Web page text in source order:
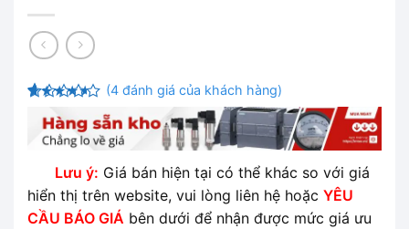
trên 5
dựa trên
đánh giá
(4đánh giá của khách hàng)
Lưu ý: Giá bán hiện tại có thể khác so với giá
hiển thị trên website, vui lòng liên hệ hoặc YÊU
CẦU BÁO GIÁ bên dưới để nhận được mức giá ưu